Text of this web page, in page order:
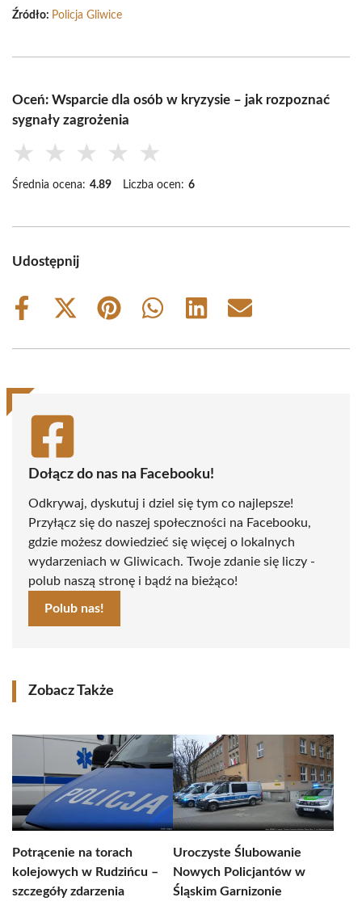
Źródło: Policja Gliwice
Oceń: Wsparcie dla osób w kryzysie – jak rozpoznać
sygnały zagrożenia
★ ★ ★ ★ ★
Średnia ocena: 4.89 Liczba ocen: 6
Udostępnij
Share
Share
(Twitter)
Share
Share
Share
Share
Dołącz do nas na Facebooku!
Odkrywaj, dyskutuj i dziel się tym co najlepsze!
Przyłącz się do naszej społeczności na Facebooku,
gdzie możesz dowiedzieć się więcej o lokalnych
wydarzeniach w Gliwicach. Twoje zdanie się liczy -
polub naszą stronę i bądź na bieżąco!
Polub nas!
Zobacz Także
Potrącenie na torach
kolejowych w Rudzińcu –
szczegóły zdarzenia
Uroczyste Ślubowanie
Nowych Policjantów w
Śląskim Garnizonie